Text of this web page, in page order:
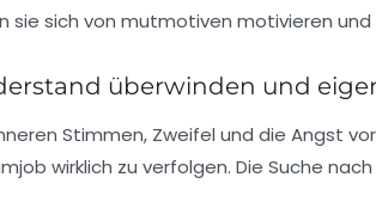
überwinden und
Stimmen, Zweifel und die Angst
wirklich zu verfolgen. Die Suche